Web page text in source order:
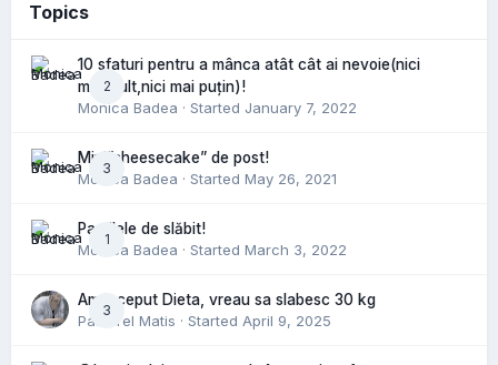
Topics
2
10 sfaturi pentru a mânca atât cât ai nevoie(nici
mai mult,nici mai puțin)!
Monica Badea · Started January 7, 2022
3
Mini”cheesecake” de post!
Monica Badea · Started May 26, 2021
1
Pastilele de slăbit!
Monica Badea · Started March 3, 2022
3
Am inceput Dieta, vreau sa slabesc 30 kg
Pastorel Matis · Started April 9, 2025